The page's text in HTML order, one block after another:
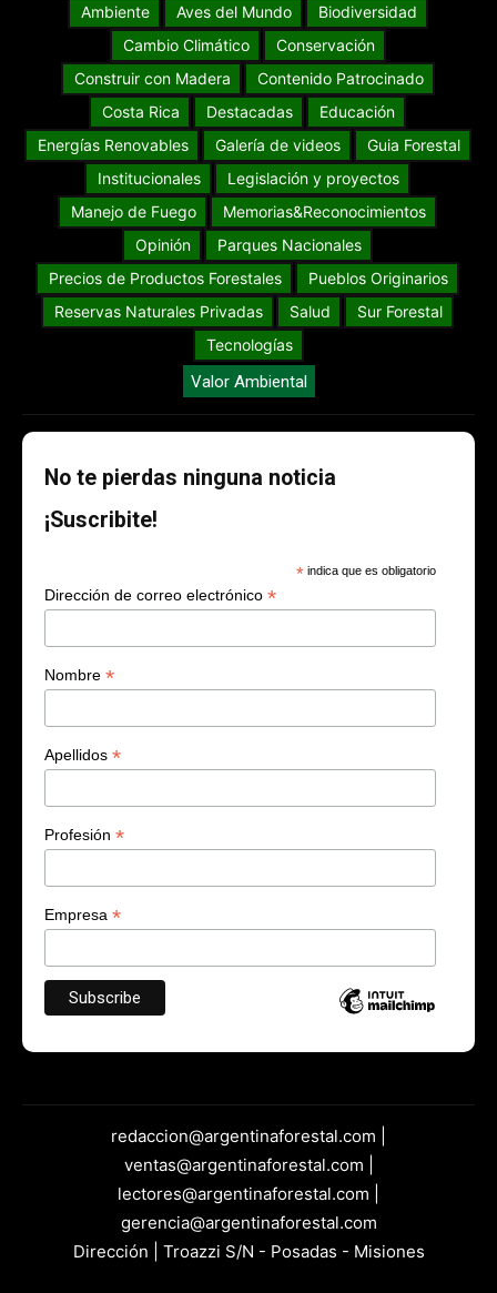
Ambiente
Aves del Mundo
Biodiversidad
Cambio Climático
Conservación
Construir con Madera
Contenido Patrocinado
Costa Rica
Destacadas
Educación
Energías Renovables
Galería de videos
Guia Forestal
Institucionales
Legislación y proyectos
Manejo de Fuego
Memorias&Reconocimientos
Opinión
Parques Nacionales
Precios de Productos Forestales
Pueblos Originarios
Reservas Naturales Privadas
Salud
Sur Forestal
Tecnologías
Valor Ambiental
No te pierdas ninguna noticia
¡Suscribite!
* indica que es obligatorio
Dirección de correo electrónico *
Nombre *
Apellidos *
Profesión *
Empresa *
redaccion@argentinaforestal.com |
ventas@argentinaforestal.com |
lectores@argentinaforestal.com |
gerencia@argentinaforestal.com
Dirección | Troazzi S/N - Posadas - Misiones